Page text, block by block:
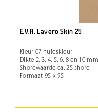
E.V.A. Lavero Skin 25
Kleur 07 huidskleur
Dikte 2, 3, 4, 5, 6, 8 en 10 mm
Shorewaarde ca. 25 shore
Formaat 95 x 95